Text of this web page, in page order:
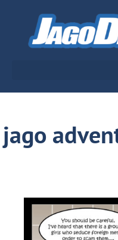
jago